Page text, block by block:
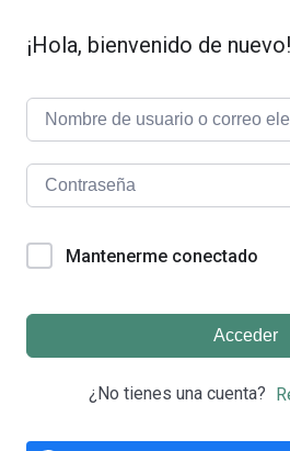
¡Hola, bienvenido de nuevo!
Mantenerme conectado
Acceder
¿No tienes una cuenta?